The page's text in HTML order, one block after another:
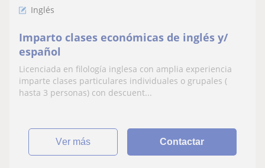
Inglés
Imparto clases económicas de inglés y/
español
Licenciada en filología inglesa con amplia experiencia
imparte clases particulares individuales o grupales (
hasta 3 personas) con descuent...
ver más Contactar